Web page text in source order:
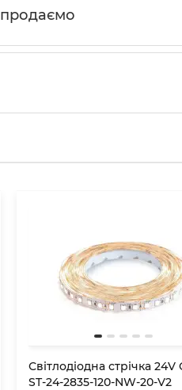
продаємо
Світлодіодна стрічка 24V
ST-24-2835-120-NW-20-V2